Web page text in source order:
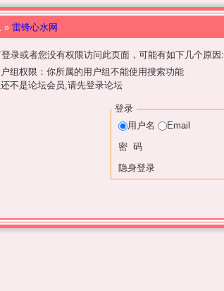
» 雷锋心水网
录或者您没有权限访问此页面，可能有如下几个原因:
组权限：你所属的用户组不能使用搜索功能
不是论坛会员,请先登录论坛
登录
用户名
Email
密 码
隐身登录